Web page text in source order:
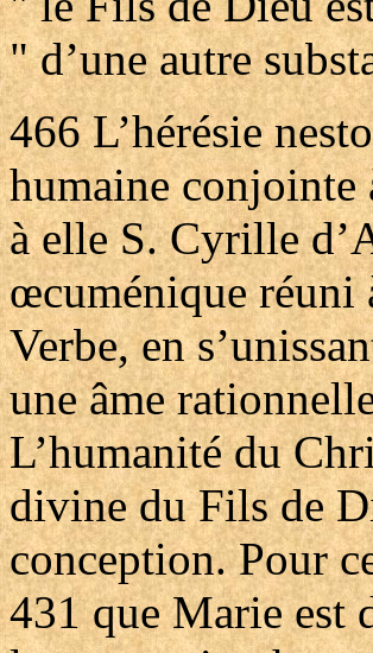
" d’une autre
466 L’hérésie
humaine conjointe
à elle S. Cyrille
œcuménique réuni
Verbe, en
une âme
L’humanité du
divine du Fils de
conception. Pour
431 que Marie est